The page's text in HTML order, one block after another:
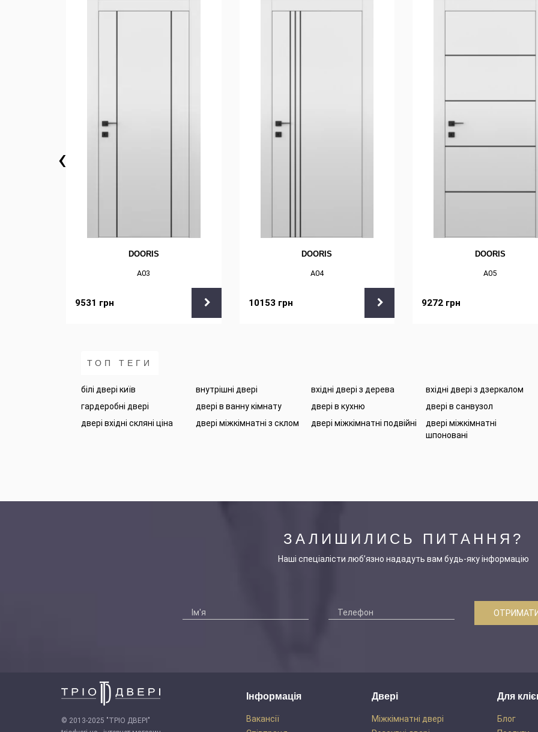
DOORIS
А03
9531 грн
DOORIS
А04
10153 грн
DOORIS
А05
9272 грн
‹
ТОП ТЕГИ
білі двері київ внутрішні двері вхідні двері з дерева
вхідні двері з дзеркалом
гардеробні двері
двері в ванну кімнату двері в кухню
двері в санвузол
двері вхідні скляні ціна
двері міжкімнатні з склом двері міжкімнатні подвійні
двері міжкімнатні
шпоновані
ЗАЛИШИЛИСЬ ПИТАННЯ?
Наші спеціалісти люб’язно нададуть вам будь-яку інформацію
© 2013-2025 "ТРІО ДВЕРІ"
Інформація
Вакансії
Двері
Міжкімнатні двері
Для
Блог